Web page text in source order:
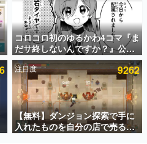
ターの方々に製作時のエピソードをお
企画（ゲーム）とは何か？を探ってい
いけない。『赫本』は、〈試験問題〉
ー小説集です。
ゲーム市場を担う若きクリエイター達
ルーツと情熱を探っていきます。
コロコロ初のゆるかわ4コマ『ま
だサ終しないんですか？』公開
スタート。主人公は新入社員の
侘石ダイヤ、ゲーム会社を舞台
にトラブルへ対応する社員たち
を描く
注目度 9262
【無料】ダンジョン探索で手に
入れたものを自分の店で売るゲ
ーム『Moonlighter』がSteam